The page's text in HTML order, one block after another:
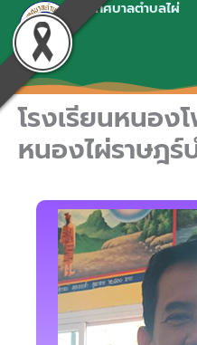
Skip
content
เทศบาลตำบลไผ่
โรงเรียนหนอง
หนองไผ่ราษฎร์